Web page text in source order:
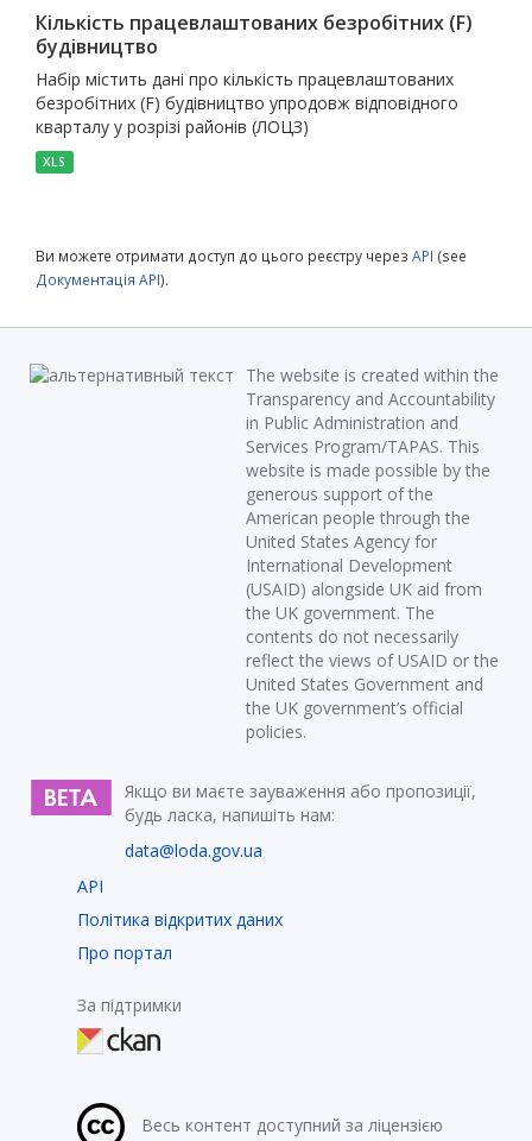
Кількість працевлаштованих безробітних (F)
будівництво
Набір містить дані про кількість працевлаштованих
безробітних (F) будівництво упродовж відповідного
кварталу у розрізі районів (ЛОЦЗ)
XLS
Ви можете отримати доступ до цього реєстру через API (see
Документація API).
The website is created within the
Transparency and Accountability
in Public Administration and
Services Program/TAPAS. This
website is made possible by the
generous support of the
American people through the
United States Agency for
International Development
(USAID) alongside UK aid from
the UK government. The
contents do not necessarily
reflect the views of USAID or the
United States Government and
the UK government’s official
policies.
Якщо ви маєте зауваження або пропозиції,
будь ласка, напишіть нам:
data@loda.gov.ua
API
Політика відкритих даних
Про портал
За підтримки
Весь контент доступний за ліцензією